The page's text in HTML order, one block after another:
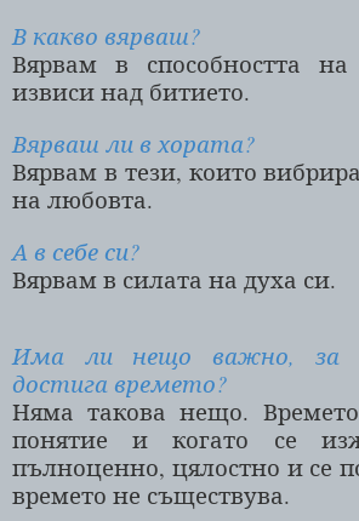
В какво вярваш?
Вярвам в способността
извиси над битието.
Вярваш ли в хората?
Вярвам в тези, които
на любовта.
А в себе си?
Вярвам в силата на духа си.
Има ли нещо важно, за
достига времето?
Няма такова нещо.
понятие и когато се
пълноценно, цялостно и се
времето не съществува.